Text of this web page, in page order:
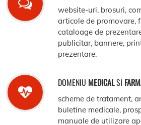
website-uri, brosuri,
articole de promovare,
cataloage de
publicitar, bannere,
prezentare.
DOMENIU MEDICALSI
scheme de tratament,
buletine medicale,
manuale de utilizare